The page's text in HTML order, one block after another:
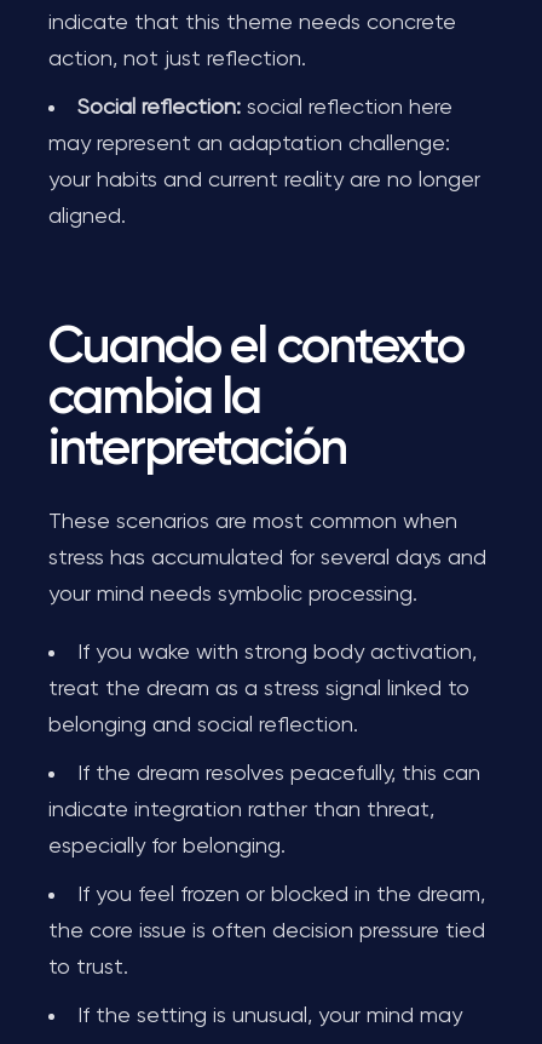
indicate that this theme needs concrete
action, not just reflection.
Social reflection: social reflection here
may represent an adaptation challenge:
your habits and current reality are no longer
aligned.
Cuando el contexto
cambia la
interpretación
These scenarios are most common when
stress has accumulated for several days and
your mind needs symbolic processing.
If you wake with strong body activation,
treat the dream as a stress signal linked to
belonging and social reflection.
If the dream resolves peacefully, this can
indicate integration rather than threat,
especially for belonging.
If you feel frozen or blocked in the dream,
the core issue is often decision pressure tied
to trust.
If the setting is unusual, your mind may